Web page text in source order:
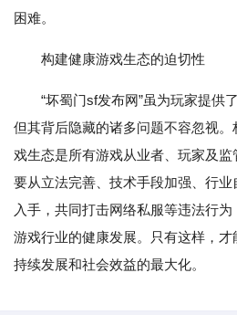
困难。
构建健康游戏生态的迫切性
“坏蜀门sf发布网”虽为玩家提供
但其背后隐藏的诸多问题不容忽视
戏生态是所有游戏从业者、玩家及
要从立法完善、技术手段加强、行
入手，共同打击网络私服等违法行
游戏行业的健康发展。只有这样，
持续发展和社会效益的最大化。